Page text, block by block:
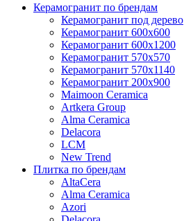
Керамогранит по брендам
Керамогранит под дерево
Керамогранит 600x600
Керамогранит 600x1200
Керамогранит 570x570
Керамогранит 570x1140
Керамогранит 200x900
Maimoon Ceramica
Artkera Group
Alma Ceramica
Delacora
LCM
New Trend
Плитка по брендам
AltaCera
Аlma Ceramica
Azori